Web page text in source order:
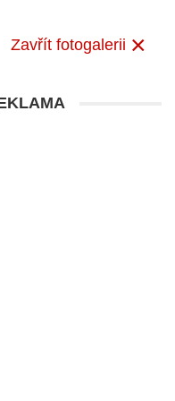
Zavřít fotogalerii